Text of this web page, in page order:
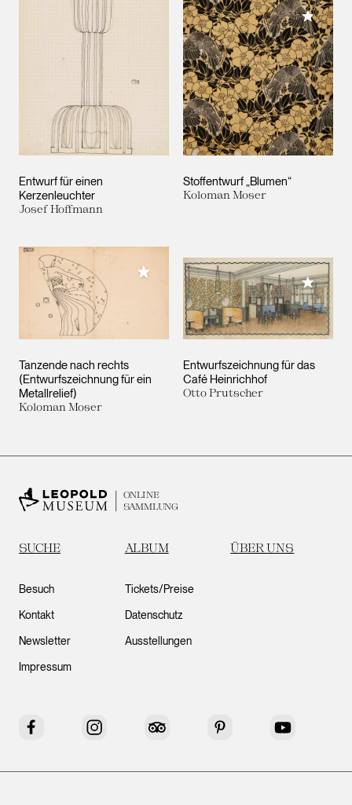
Entwurf für einen
Kerzenleuchter
Josef Hoffmann
Stoffentwurf „Blumen“
Koloman Moser
Meiner
Tanzende nach rechts
(Entwurfszeichnung für ein
Metallrelief)
Koloman Moser
Meiner Sammlung hinzufügen
Entwurfszeichnung für das
Café Heinrichhof
Otto Prutscher
Meiner
ONLINE
SAMMLUNG
SUCHE ALBUM ÜBER UNS
Besuch
Kontakt
Newsletter
Impressum
Tickets/Preise
Datenschutz
Ausstellungen
Facebook Instagram Tripadvisor Pinterest YouTube